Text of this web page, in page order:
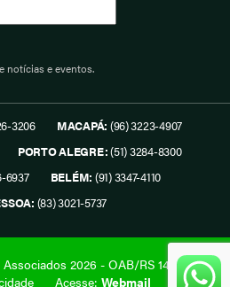
notícias e eventos.
3206 MACAPÁ: (96) 3223-4907
PORTO ALEGRE:(51) 3284-8300
6937 BELÉM: (91) 3347-4110
(83) 3021-5737
2026 - OAB/RS 1419.
Acesse: Webmail